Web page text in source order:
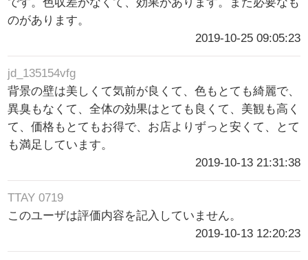
のがあります。
2019-10-25 09:05:23
jd_135154vfg
背景の壁は美しくて気前が良くて、色もとても綺麗で、
異臭もなくて、全体の効果はとても良くて、美観も高く
て、価格もとてもお得で、お店よりずっと安くて、とて
も満足しています。
2019-10-13 21:31:38
TTAY 0719
このユーザは評価内容を記入していません。
2019-10-13 12:20:23